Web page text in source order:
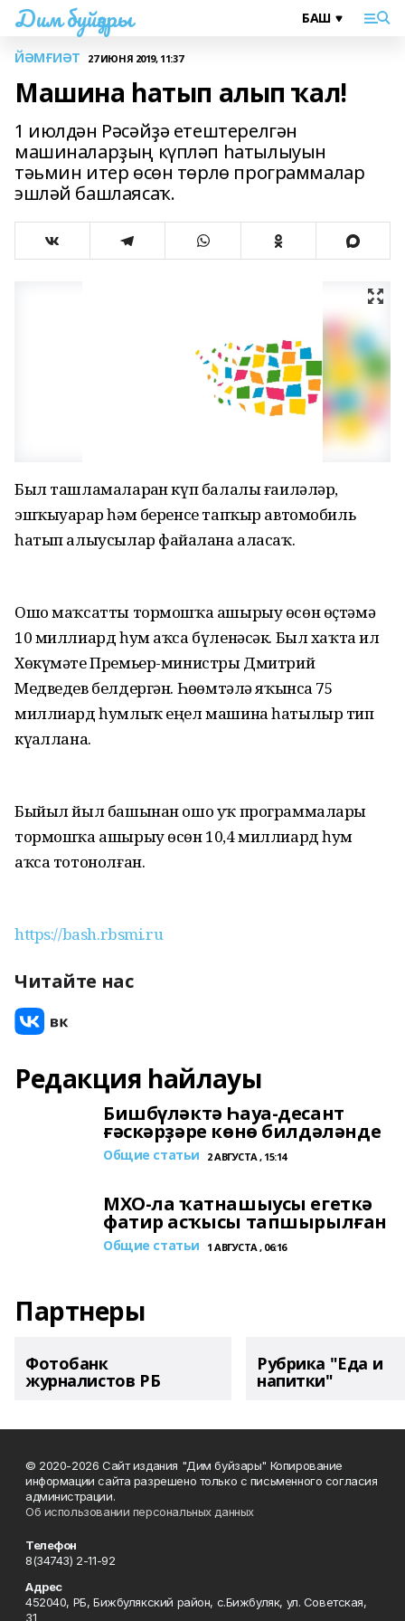
Дим буйҙары
ЙӘМҒИӘТ 27 ИЮНЯ 2019, 11:37
Машина һатып алып ҡал!
1 июлдән Рәсәйҙә етештерелгән
машиналарҙың күпләп һатылыуын
тәьмин итер өсөн төрлө программалар
эшләй башлаясаҡ.
Был ташламаларҙан күп балалы ғаиләләр,
эшҡыуарҙар һәм беренсе тапҡыр автомобиль
һатып алыусылар файҙалана аласаҡ.
Ошо маҡсатты тормошҡа ашырыу өсөн өҫтәмә
10 миллиард һум аҡса бүленәсәк. Был хаҡта ил
Хөкүмәте Премьер-министры Дмитрий
Медведев белдергән. Һөҙөмтәлә яҡынса 75
миллиард һумлыҡ еңел машина һатылыр тип
күҙаллана.
Быйыл йыл башынан ошо уҡ программаларҙы
тормошҡа ашырыу өсөн 10,4 миллиард һум
аҡса тотонолған.
https://bash.rbsmi.ru
Читайте нас
Редакция һайлауы
Бишбүләктә Һауа-десант
ғәскәрҙәре көнө билдәләнде
Общие статьи 2 АВГУСТА , 15:14
МХО-ла ҡатнашыусы егеткә
фатир асҡысы тапшырылған
Общие статьи 1 АВГУСТА , 06:16
Партнеры
Фотобанк
журналистов РБ
Рубрика "Еда и
напитки"
© 2020-2026 Сайт издания "Дим буйзары" Копирование
информации сайта разрешено только с письменного согласия
администрации.
Об использовании персональных данных
Телефон
8(34743) 2-11-92
Адрес
452040, РБ, Бижбулякский район, с.Бижбуляк, ул. Советская,
31